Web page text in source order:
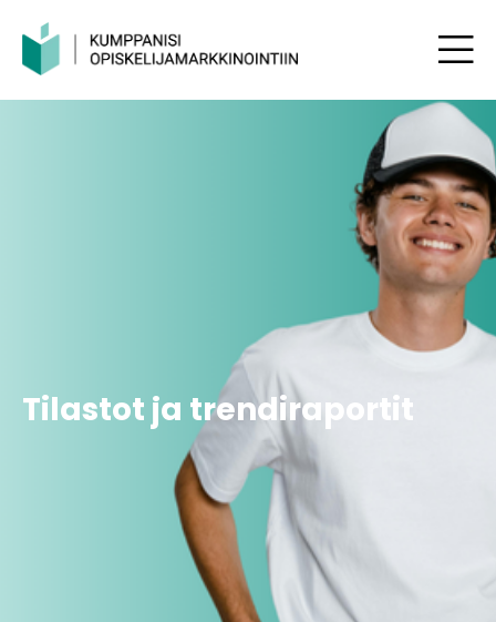
Tilastot ja trendiraportit